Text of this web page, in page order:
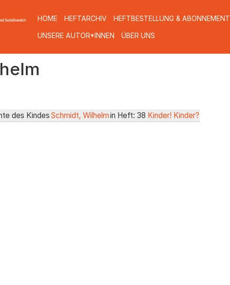
HOME HEFTARCHIV HEFTBESTELLUNG & ABONNEMENT
UNSERE AUTOR*INNEN ÜBER UNS
des Kindes Schmidt, Wilhelmin Heft: 38 Kinder! Kinder?